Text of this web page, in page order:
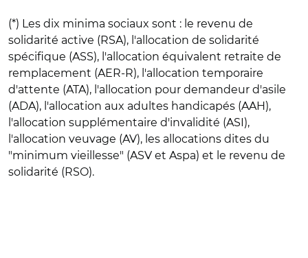
(*) Les dix minima sociaux sont : le revenu de
solidarité active (RSA), l'allocation de solidarité
spécifique (ASS), l'allocation équivalent retraite de
remplacement (AER-R), l'allocation temporaire
d'attente (ATA), l'allocation pour demandeur d'asile
(ADA), l'allocation aux adultes handicapés (AAH),
l'allocation supplémentaire d'invalidité (ASI),
l'allocation veuvage (AV), les allocations dites du
"minimum vieillesse" (ASV et Aspa) et le revenu de
solidarité (RSO).